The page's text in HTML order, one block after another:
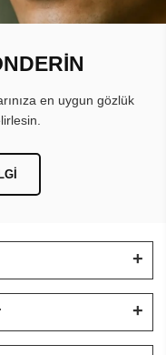
en uygun gözlük